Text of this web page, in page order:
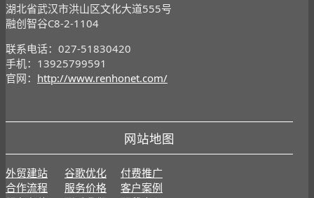
湖北省武汉市洪山区文化大道555号
融创智谷C8-2-1104
联系电话：027-51830420
手机：13925799591
官网： http://www.renhonet.com/
网站地图
外贸建站 谷歌优化
付费推广
合作流程
服务价格
客户案例